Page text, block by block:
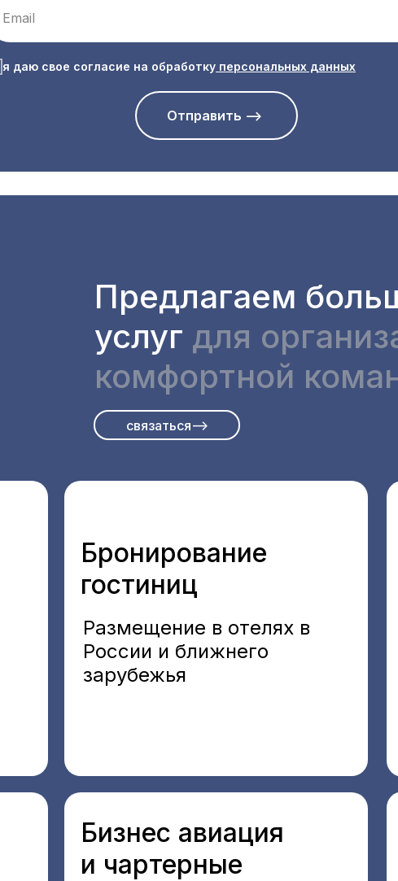
Email
я даю свое согласие на обработку персональных данных
Отправить -->
Предлагаем
услуг для
комфортной
связаться-->
Бронирование
гостиниц
Размещение в отелях в
России и ближнего
зарубежья
Бизнес авиация
и чартерные